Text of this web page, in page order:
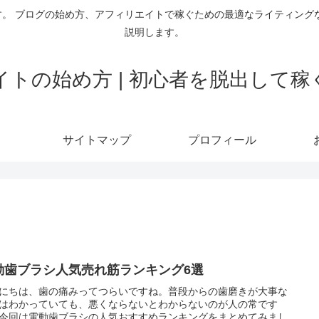
ブログの始め方、アフィリエイトで稼ぐための最適なライティン
説明します。
の始め方 | 初心者を脱出して
サイトマップ プロフィール
歯ブラシ人気売れ筋ランキング6選
ちは、歯の痛みってつらいですね。普段からの歯磨きが大事な
わかっていても、悪くならないとわからないのが人の常です